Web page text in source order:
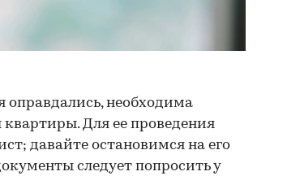
оправдались, необходима
Для ее проведения
давайте остановимся на его
следует попросить у